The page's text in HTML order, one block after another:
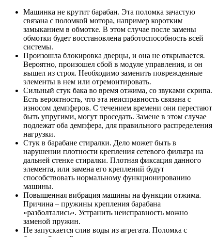
Машинка не крутит барабан. Эта поломка зачастую
связана с поломкой мотора, например коротким
замыканием в обмотке. В этом случае после замены
обмотки будет восстановлена работоспособность всей
системы.
Произошла блокировка дверцы, и она не открывается.
Вероятно, произошел сбой в модуле управления, и он
вышел из строя. Необходимо заменить поврежденные
элементы в нем или отремонтировать.
Сильный стук бака во время отжима, со звуками скрипа.
Есть вероятность, что эта неисправность связана с
износом демпферов. С течением времени они перестают
быть упругими, могут проседать. Замене в этом случае
подлежат оба демпфера, для правильного распределения
нагрузки.
Стук в барабане стиралки. Дело может быть в
нарушении плотности крепления сетевого фильтра на
дальней стенке стиралки. Плотная фиксация данного
элемента, или замена его креплений будут
способствовать нормальному функционированию
машины.
Повышенная вибрация машины на функции отжима.
Причина – пружины крепления барабана
«разболтались». Устранить неисправность можно
заменой пружин.
Не запускается слив воды из агрегата. Поломка с